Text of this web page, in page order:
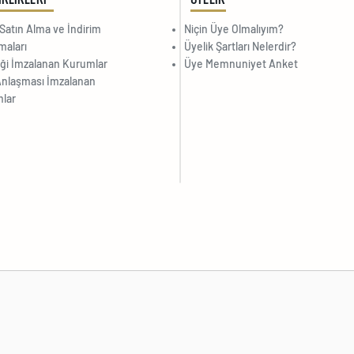
Alma ve İndirim
İmzalanan Kurumlar
İmzalanan
Niçin Üye Olmalıyım?
Üyelik Şartları Nelerdir?
Üye Memnuniyet Anket